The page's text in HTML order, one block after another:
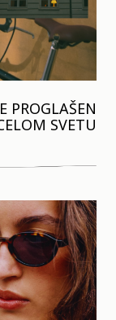
PROGLAŠEN
SVETU